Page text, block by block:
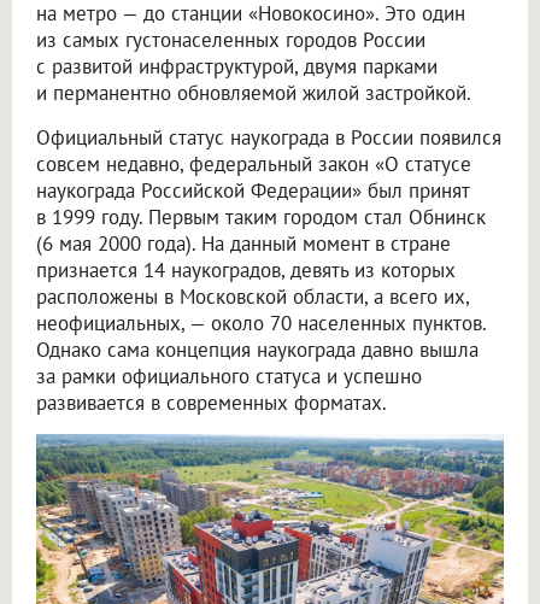
на метро — до станции «Новокосино». Это один
из самых густонаселенных городов России
с развитой инфраструктурой, двумя парками
и перманентно обновляемой жилой застройкой.
Официальный статус наукограда в России появился
совсем недавно, федеральный закон «О статусе
наукограда Российской Федерации» был принят
в 1999 году. Первым таким городом стал Обнинск
(6 мая 2000 года). На данный момент в стране
признается 14 наукоградов, девять из которых
расположены в Московской области, а всего их,
неофициальных, — около 70 населенных пунктов.
Однако сама концепция наукограда давно вышла
за рамки официального статуса и успешно
развивается в современных форматах.